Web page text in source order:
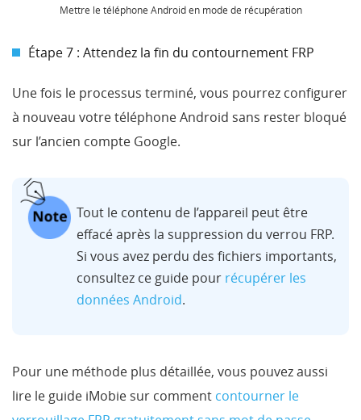
Mettre le téléphone Android en mode de récupération
Étape 7 : Attendez la fin du contournement FRP
Une fois le processus terminé, vous pourrez configurer
à nouveau votre téléphone Android sans rester bloqué
sur l’ancien compte Google.
Tout le contenu de l’appareil peut être
effacé après la suppression du verrou FRP.
Si vous avez perdu des fichiers importants,
consultez ce guide pour récupérer les
données Android.
Pour une méthode plus détaillée, vous pouvez aussi
lire le guide iMobie sur comment contourner le